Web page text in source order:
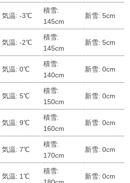
気温: -3℃
積雪:
145cm
新雪: 5cm
気温: -2℃
積雪:
145cm
新雪: 5cm
気温: 0℃
積雪:
140cm
新雪: 0cm
気温: 5℃
積雪:
150cm
新雪: 0cm
気温: 9℃
積雪:
160cm
新雪: 0cm
気温: 7℃
積雪:
170cm
新雪: 0cm
気温: 1℃
積雪:
新雪: 0cm